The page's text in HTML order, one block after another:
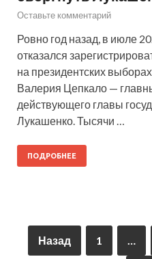
Оставьте комментарий
Ровно год назад, в июле
отказался
на президентских
Валерия Цепкало —
действующего главы
Лукашенко. Тысячи …
ПОДРОБНЕЕ
Назад 1 …